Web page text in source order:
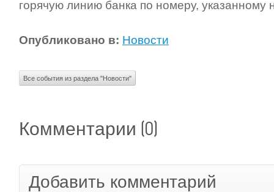
горячую линию банка по номеру, указанному
Опубликовано в: Новости
Все события из раздела "Новости"
Комментарии (0)
Добавить комментарий